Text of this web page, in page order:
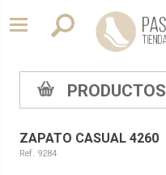
PRODUCTOS
ZAPATO CASUAL 4260
Ref. 9284